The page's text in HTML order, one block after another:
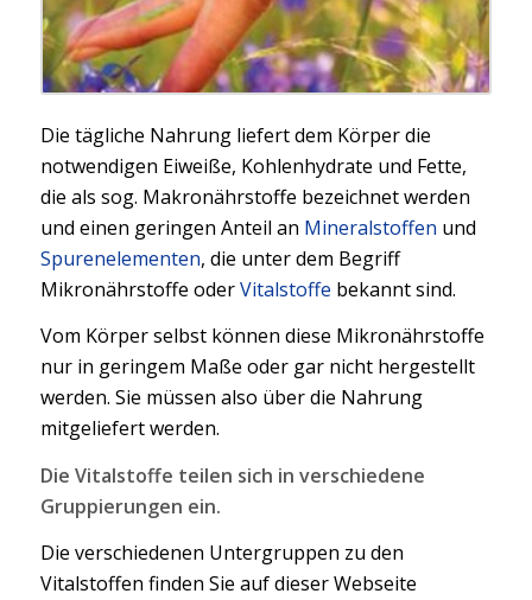
Die tägliche Nahrung liefert dem Körper die
notwendigen Eiweiße, Kohlenhydrate und Fette,
die als sog. Makronährstoffe bezeichnet werden
und einen geringen Anteil an Mineralstoffen und
Spurenelementen, die unter dem Begriff
Mikronährstoffe oderVitalstoffe bekannt sind.
Vom Körper selbst können diese Mikronährstoffe
nur in geringem Maße oder gar nicht hergestellt
werden. Sie müssen also über die Nahrung
mitgeliefert werden.
Die Vitalstoffe teilen sich in verschiedene
Gruppierungen ein.
Die verschiedenen Untergruppen zu den
Vitalstoffen finden Sie auf dieser Webseite